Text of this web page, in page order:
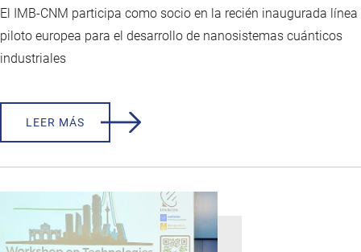
El IMB-CNM participa como socio en la recién inaugurada línea
piloto europea para el desarrollo de nanosistemas cuánticos
industriales
LEER MÁS